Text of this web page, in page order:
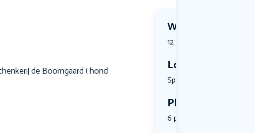
Wanneer?
12 July 2026 | 13:30
Locatie
Sportcompl...
Plekken
6 plekken beschikbaar
de Boomgaard ( hond